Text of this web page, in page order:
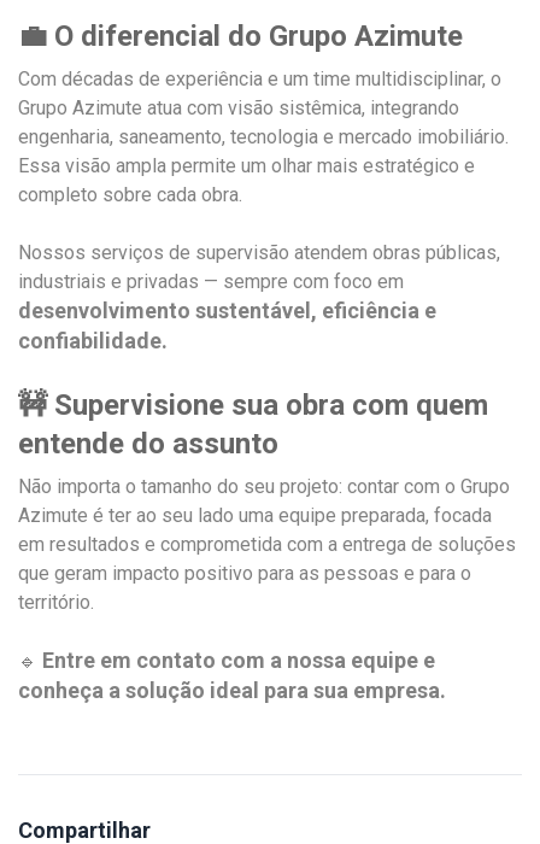
💼 O diferencial do Grupo Azimute
Com décadas de experiência e um time multidisciplinar, o
Grupo Azimute atua com visão sistêmica, integrando
engenharia, saneamento, tecnologia e mercado imobiliário.
Essa visão ampla permite um olhar mais estratégico e
completo sobre cada obra.
Nossos serviços de supervisão atendem obras públicas,
industriais e privadas — sempre com foco em
desenvolvimento sustentável, eficiência e
confiabilidade.
🚧 Supervisione sua obra com quem
entende do assunto
Não importa o tamanho do seu projeto: contar com o Grupo
Azimute é ter ao seu lado uma equipe preparada, focada
em resultados e comprometida com a entrega de soluções
que geram impacto positivo para as pessoas e para o
território.
🔹 Entre em contato com a nossa equipe e
conheça a solução ideal para sua empresa.
Compartilhar